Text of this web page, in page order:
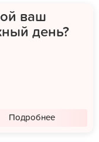
ваш
день?
Подробнее